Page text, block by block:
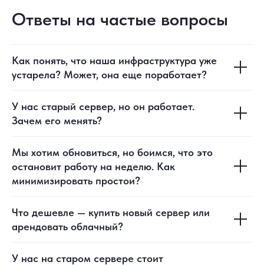
Ответы на частые вопросы
Как понять, что наша инфраструктура уже
устарела? Может, она еще поработает?
У нас старый сервер, но он работает.
Зачем его менять?
Мы хотим обновиться, но боимся, что это
остановит работу на неделю. Как
минимизировать простои?
Что дешевле — купить новый сервер или
арендовать облачный?
У нас на старом сервере стоит